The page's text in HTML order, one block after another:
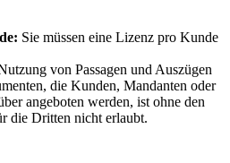
Sie müssen eine Lizenz pro Kunde
von Passagen und Auszügen
die Kunden, Mandanten oder
angeboten werden, ist ohne den
die Dritten nicht erlaubt.